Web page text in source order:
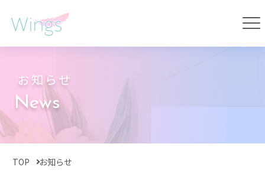
お知らせ
News
TOP お知らせ